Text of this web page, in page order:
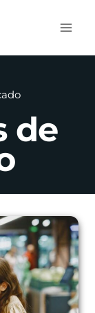
de